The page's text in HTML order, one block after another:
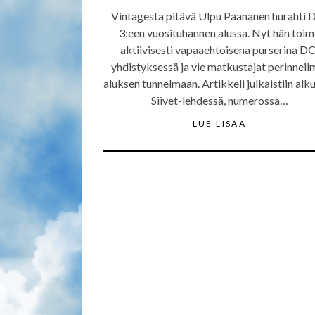
Vintagesta pitävä Ulpu Paananen hurahti
3:een vuosituhannen alussa. Nyt hän
aktiivisesti vapaaehtoisena purserina
yhdistyksessä ja vie matkustajat
aluksen tunnelmaan. Artikkeli julkaistiin
Siivet-lehdessä, numerossa…
LUE LISÄÄ